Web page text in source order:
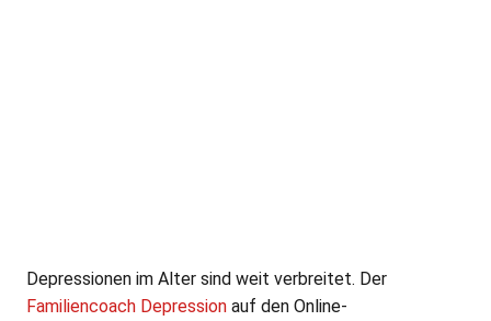
Depressionen im Alter sind weit verbreitet. Der
Familiencoach Depressionauf den Online-